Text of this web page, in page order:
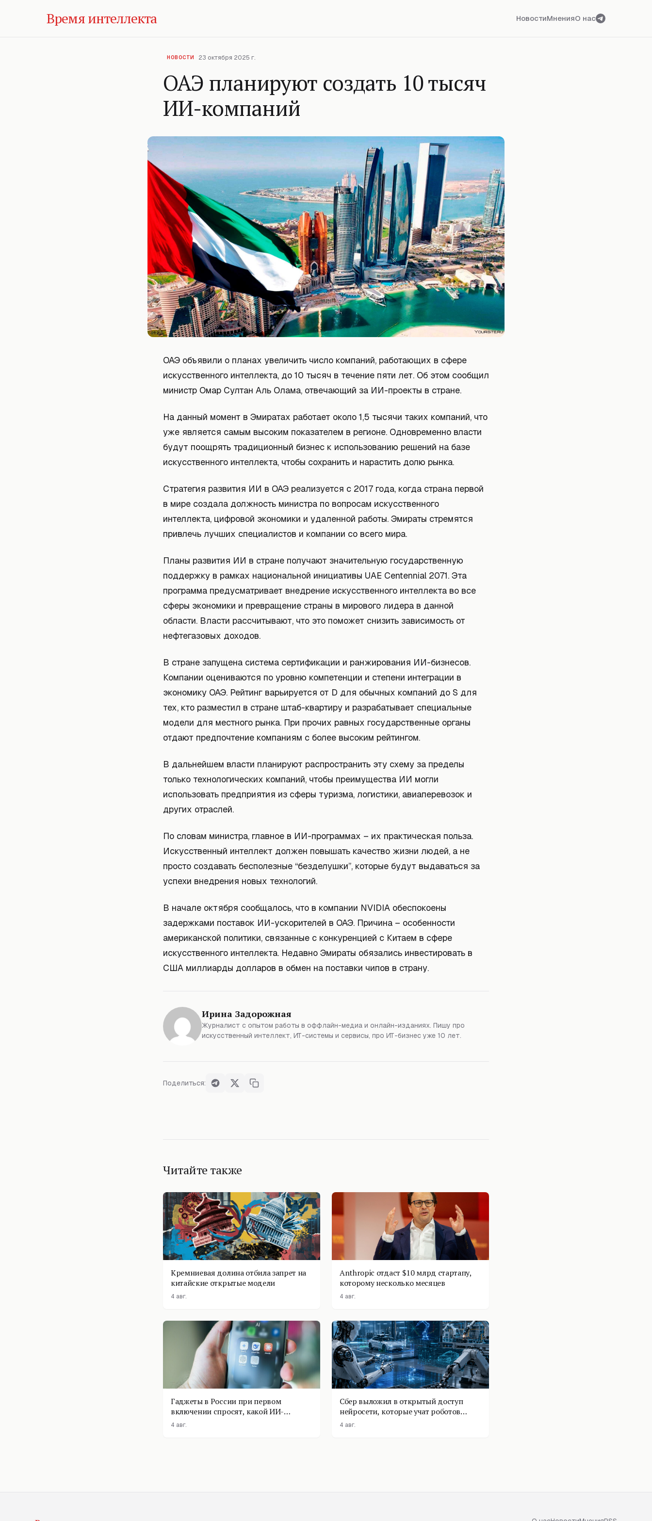
Время интеллекта НовостиМненияО нас
НОВОСТИ 23 октября 2025 г.
ОАЭ планируют создать 10 тысяч
ИИ-компаний
ОАЭ объявили о планах увеличить число компаний, работающих в сфере
искусственного интеллекта, до 10 тысяч в течение пяти лет. Об этом сообщил
министр Омар Султан Аль Олама, отвечающий за ИИ-проекты в стране.
На данный момент в Эмиратах работает около 1,5 тысячи таких компаний, что
уже является самым высоким показателем в регионе. Одновременно власти
будут поощрять традиционный бизнес к использованию решений на базе
искусственного интеллекта, чтобы сохранить и нарастить долю рынка.
Стратегия развития ИИ в ОАЭ реализуется с 2017 года, когда страна первой
в мире создала должность министра по вопросам искусственного
интеллекта, цифровой экономики и удаленной работы. Эмираты стремятся
привлечь лучших специалистов и компании со всего мира.
Планы развития ИИ в стране получают значительную государственную
поддержку в рамках национальной инициативы UAE Centennial 2071. Эта
программа предусматривает внедрение искусственного интеллекта во все
сферы экономики и превращение страны в мирового лидера в данной
области. Власти рассчитывают, что это поможет снизить зависимость от
нефтегазовых доходов.
В стране запущена система сертификации и ранжирования ИИ-бизнесов.
Компании оцениваются по уровню компетенции и степени интеграции в
экономику ОАЭ. Рейтинг варьируется от D для обычных компаний до S для
тех, кто разместил в стране штаб-квартиру и разрабатывает специальные
модели для местного рынка. При прочих равных государственные органы
отдают предпочтение компаниям с более высоким рейтингом.
В дальнейшем власти планируют распространить эту схему за пределы
только технологических компаний, чтобы преимущества ИИ могли
использовать предприятия из сферы туризма, логистики, авиаперевозок и
других отраслей.
По словам министра, главное в ИИ-программах – их практическая польза.
Искусственный интеллект должен повышать качество жизни людей, а не
просто создавать бесполезные “безделушки”, которые будут выдаваться за
успехи внедрения новых технологий.
В начале октября сообщалось, что в компании NVIDIA обеспокоены
задержками поставок ИИ-ускорителей в ОАЭ. Причина – особенности
американской политики, связанные с конкуренцией с Китаем в сфере
искусственного интеллекта. Недавно Эмираты обязались инвестировать в
США миллиарды долларов в обмен на поставки чипов в страну.
Ирина Задорожная
Журналист с опытом работы в оффлайн-медиа и онлайн-изданиях. Пишу про
искусственный интеллект, ИТ-системы и сервисы, про ИТ-бизнес уже 10 лет.
Поделиться:
Читайте также
Кремниевая долина отбила запрет на
китайские открытые модели
4 авг.
Anthropic отдаст $10 млрд стартапу,
которому несколько месяцев
4 авг.
Гаджеты в России при первом
включении спросят, какой ИИ-
помощник поставить
4 авг.
Сбер выложил в открытый доступ
нейросети, которые учат роботов
физике
4 авг.